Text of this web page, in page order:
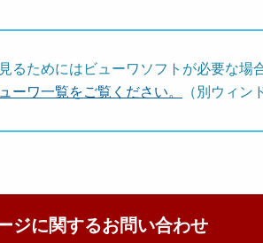
るためにはビューワソフトが必要な場
ーワ一覧をご覧ください。
（別ウィン
ジに関するお問い合わせ